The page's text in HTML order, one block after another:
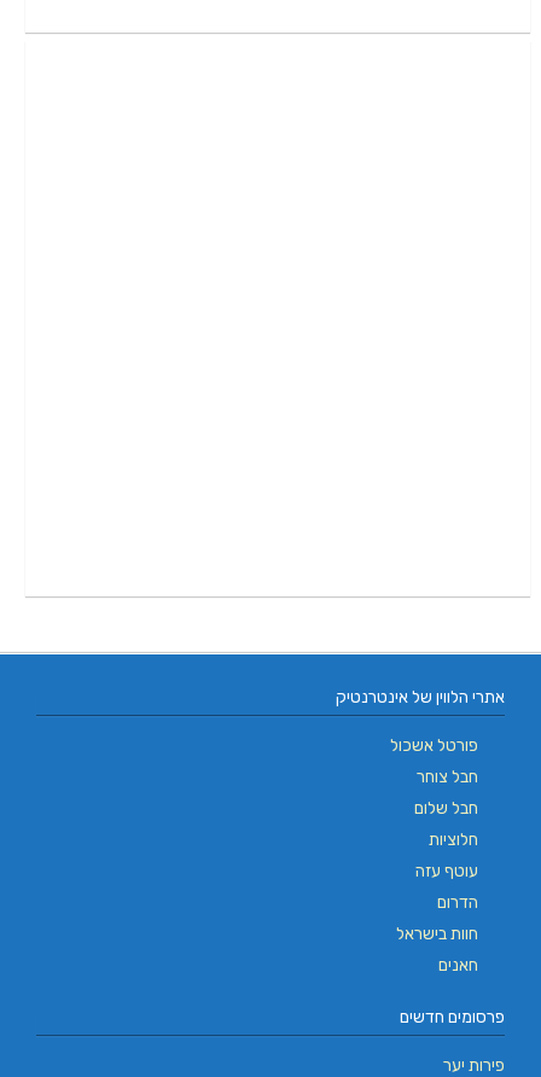
אתרי הלווין של אינטרנטיק
פורטל אשכול
חבל צוחר
חבל שלום
חלוציות
עוטף עזה
הדרום
חוות בישראל
חאנים
פרסומים חדשים
פירות יער